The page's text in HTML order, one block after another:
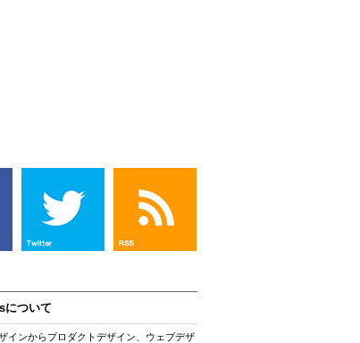
について
インからプロダクトデザイン、ウェブデザ